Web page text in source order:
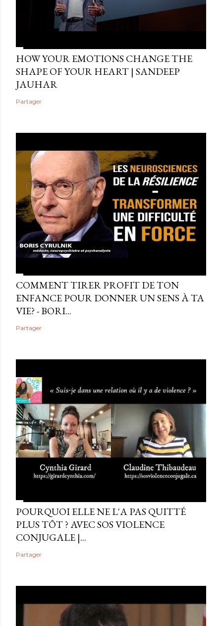
HOW YOUR EMOTIONS CHANGE THE
SHAPE OF YOUR HEART | SANDEEP
JAUHAR
Partager
COMMENT TIRER PROFIT DE TON
ENFANCE POUR DONNER UN SENS À TA
VIE? - BORI...
Partager
POURQUOI ELLE NE L'A PAS QUITTÉ
PLUS TÔT ? AVEC SOS VIOLENCE
CONJUGALE |...
Partager